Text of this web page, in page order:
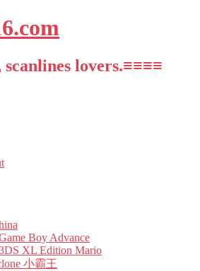
lovers.≡≡≡≡
Boy Advance
XL Edition Mario
小霸王